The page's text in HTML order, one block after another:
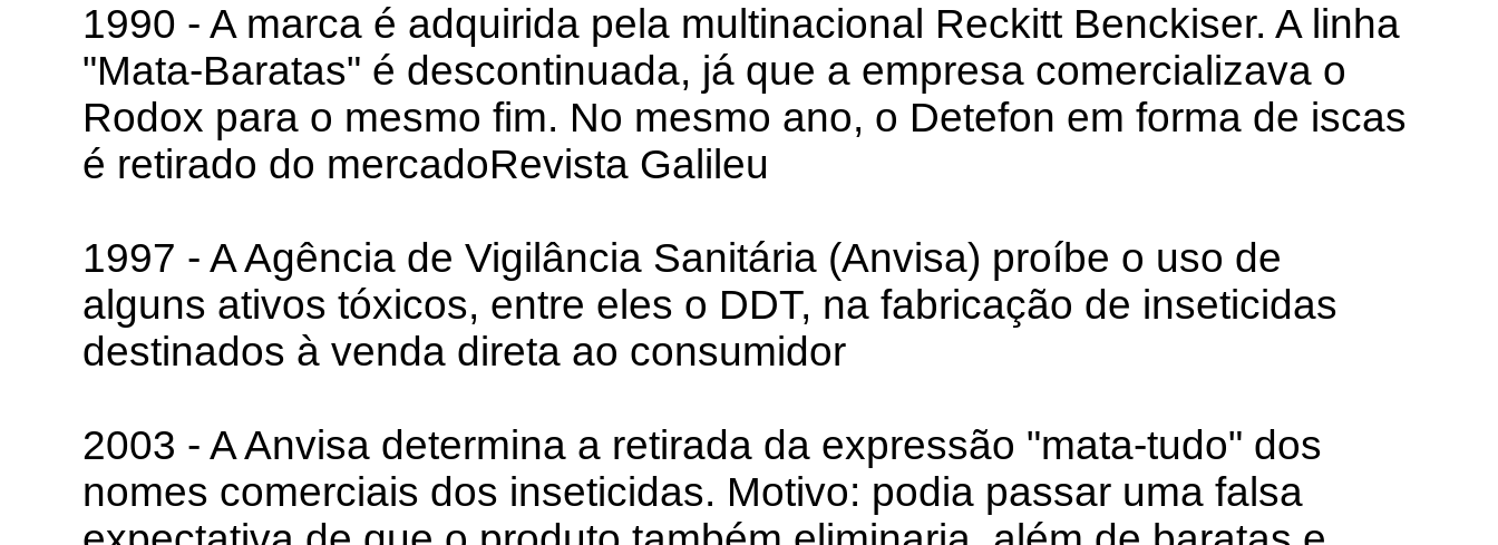
1990 - A marca é adquirida pela multinacional Reckitt Benckiser. A linha
"Mata-Baratas" é descontinuada, já que a empresa comercializava o
Rodox para o mesmo fim. No mesmo ano, o Detefon em forma de iscas
é retirado do mercadoRevista Galileu
1997 - A Agência de Vigilância Sanitária (Anvisa) proíbe o uso de
alguns ativos tóxicos, entre eles o DDT, na fabricação de inseticidas
destinados à venda direta ao consumidor
2003 - A Anvisa determina a retirada da expressão "mata-tudo" dos
nomes comerciais dos inseticidas. Motivo: podia passar uma falsa